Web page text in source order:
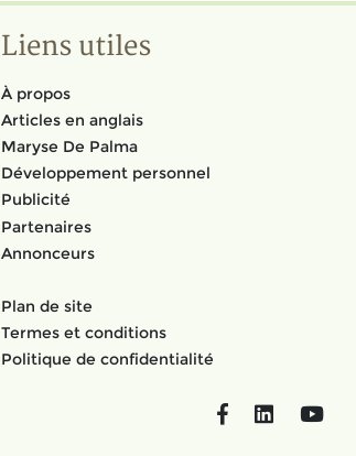
Liens utiles
À propos
Articles en anglais
Maryse De Palma
Développement personnel
Publicité
Partenaires
Annonceurs
Plan de site
Termes et conditions
Politique de confidentialité
FacebookLinkedIn